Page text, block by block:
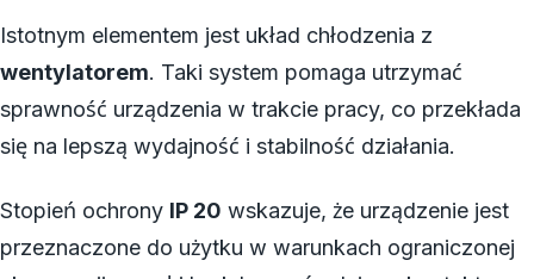
Istotnym elementem jest układ chłodzenia z
wentylatorem. Taki system pomaga utrzymać
sprawność urządzenia w trakcie pracy, co przekłada
się na lepszą wydajność i stabilność działania.
Stopień ochrony IP 20 wskazuje, że urządzenie jest
przeznaczone do użytku w warunkach ograniczonej